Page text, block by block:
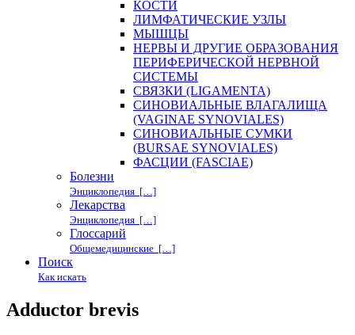
КОСТИ
ЛИМФАТИЧЕСКИЕ УЗЛЫ
МЫШЦЫ
НЕРВЫ И ДРУГИЕ ОБРАЗОВАНИЯ
ПЕРИФЕРИЧЕСКОЙ НЕРВНОЙ
СИСТЕМЫ
СВЯЗКИ (LIGAMENTA)
СИНОВИАЛЬНЫЕ ВЛАГАЛИЩА
(VAGINAE SYNOVIALES)
СИНОВИАЛЬНЫЕ СУМКИ
(BURSAE SYNOVIALES)
ФАСЦИИ (FASCIAE)
Болезни
Энциклопедия […]
Лекарства
Энциклопедия […]
Глоссарий
Общемедицинские […]
Поиск
Как искать
Adductor brevis